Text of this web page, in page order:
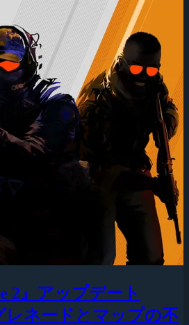
2』アップデート
レネードとマップの不